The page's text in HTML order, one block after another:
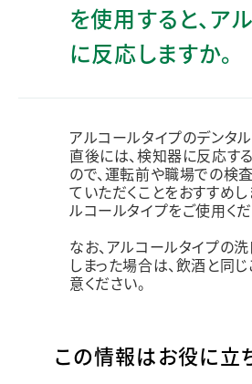
を使用すると、ア
に反応しますか。
アルコールタイプのデンタ
直後には、検知器に反応す
ので、運転前や職場での検
ていただくことをおすすめし
ルコールタイプをご使用くだ
なお、アルコールタイプの
しまった場合は、飲酒と同
意ください。
この情報はお役に立